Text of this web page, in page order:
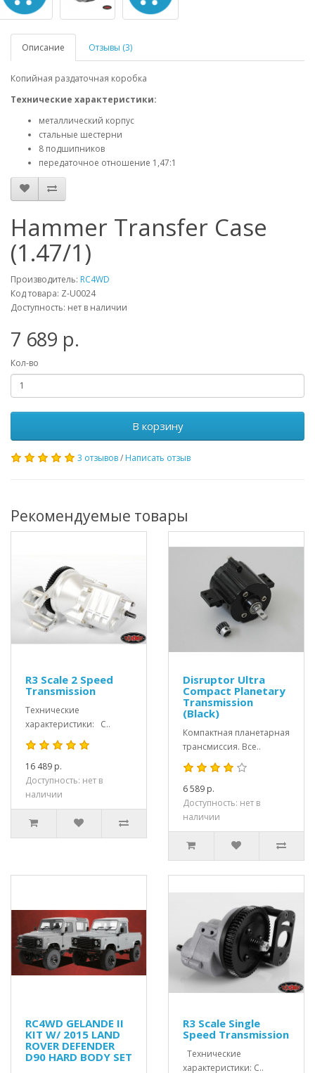
Описание Отзывы (3)
Копийная раздаточная коробка
Технические характеристики:
металлический корпус
стальные шестерни
8 подшипников
передаточное отношение 1,47:1
Hammer Transfer Case
(1.47/1)
Производитель: RC4WD
Код товара: Z-U0024
Доступность: нет в наличии
7 689 р.
Кол-во
В корзину
3 отзывов/ Написать отзыв
Рекомендуемые товары
R3 Scale 2 Speed
Transmission
Технические
характеристики: C..
16 489 р.
Доступность: нет в
наличии
Disruptor Ultra
Compact Planetary
Transmission
(Black)
Компактная планетарная
трансмиссия. Все..
6 589 р.
Доступность: нет в
наличии
RC4WD GELANDE II
KIT W/ 2015 LAND
ROVER DEFENDER
D90 HARD BODY SET
R3 Scale Single
Speed Transmission
Технические
характеристики: C..